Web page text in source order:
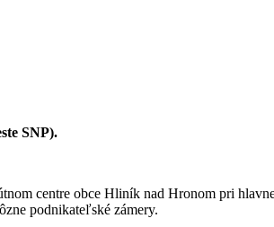
SNP).
centre obce Hliník nad Hronom pri
podnikateľské zámery.